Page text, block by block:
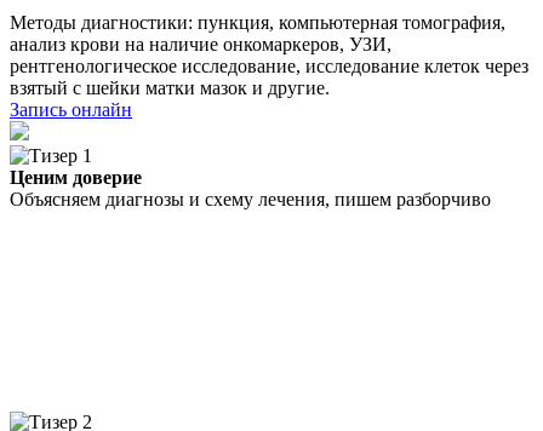
Методы диагностики: пункция, компьютерная томография,
анализ крови на наличие онкомаркеров, УЗИ,
рентгенологическое исследование, исследование клеток через
взятый с шейки матки мазок и другие.
Запись онлайн
Ценим доверие
Объясняем диагнозы и схему лечения, пишем разборчиво